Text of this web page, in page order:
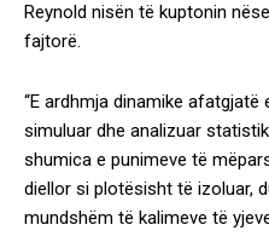
Reynold nisën të kuptonin
fajtorë.
“E ardhmja dinamike afatgjatë
simuluar dhe analizuar
shumica e punimeve të
diellor si plotësisht të izoluar,
mundshëm të kalimeve të